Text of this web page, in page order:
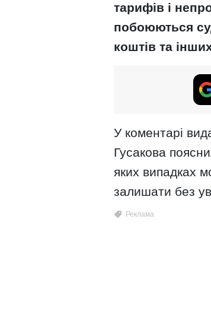
тарифів і
побоюються
коштів та
У коментарі
Гусакова
яких випадках
залишати без